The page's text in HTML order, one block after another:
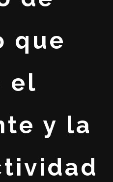
que
el
y la